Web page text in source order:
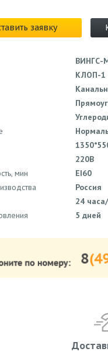
заявку
ВИНГС-
КЛОП-1
220В
мин
EI60
Россия
24
5 дней